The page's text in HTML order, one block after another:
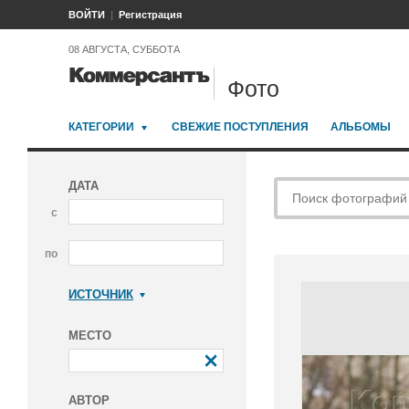
ВОЙТИ Регистрация
08 АВГУСТА, СУББОТА
Фото
КАТЕГОРИИ СВЕЖИЕ ПОСТУПЛЕНИЯ АЛЬБОМЫ
ДАТА
с
по
ИСТОЧНИК
МЕСТО
АВТОР